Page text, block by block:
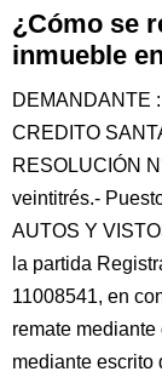
¿Cómo se
inmueble
DEMANDANTE
CREDITO
RESOLUCIÓN
veintitrés.-
AUTOS Y
la partida
11008541, en
remate
mediante escrito